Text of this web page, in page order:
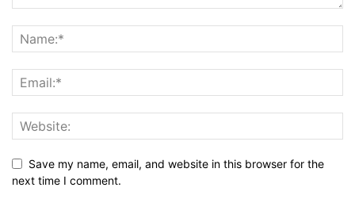
Save my name, email, and website in this browser for the
next time I comment.